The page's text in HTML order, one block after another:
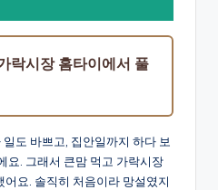
락시장 홈타이에서 풀
일도 바쁘고, 집안일까지 하다 보
요. 그래서 큰맘 먹고 가락시장
요. 솔직히 처음이라 망설였지